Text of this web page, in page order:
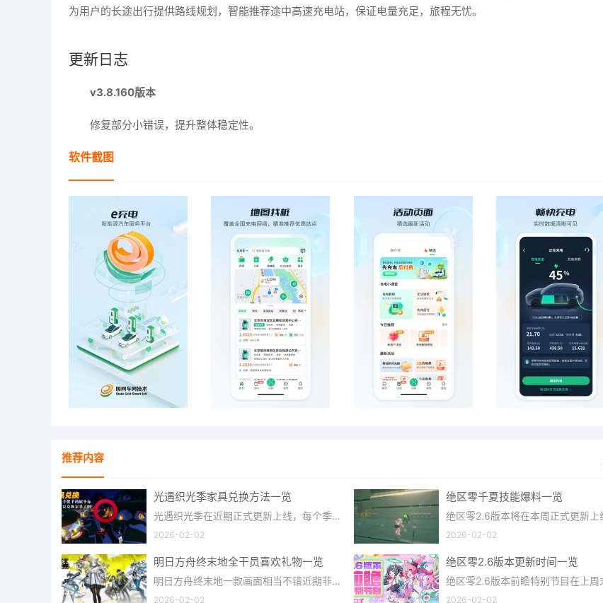
为用户的长途出行提供路线规划，智能推荐途中高速充电站，保证电量充足，旅程无忧。
更新日志
v3.8.160版本
修复部分小错误，提升整体稳定性。
软件截图
推荐内容
光遇织光季家具兑换方法一览
光遇织光季在近期正式更新上线，每个季节都有着许多全新内容和资讯可以让你来体验，不少刚体验的小伙伴想要知道
2026-02-02
绝区零千夏技能爆料一览
2026-02-02
明日方舟终末地全干员喜欢礼物一览
明日方舟终末地一款画面相当不错近期非常火爆的大型二次元冒险游戏，这里有相当多好看的干员可以让你来抽取并
2026-02-02
绝区零2.6版本更新时间一览
2026-02-02